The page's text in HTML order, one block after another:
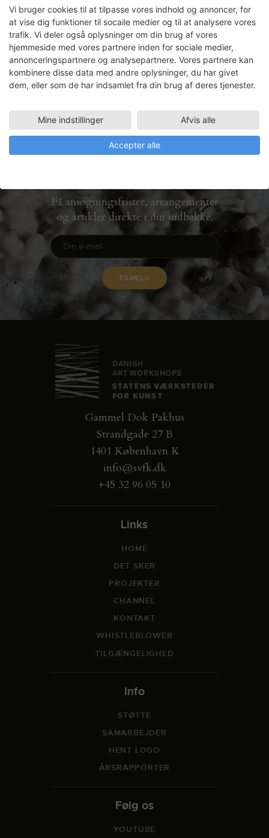
ophold i Anne Marie Carl Nielsens atelier,
hvor de har arbejdet på en udstilling til
Gammelgaard under titlen, FOR:EN:ING.
De to kunstnere har koncentreret sig om
et nyt, stort filmisk værk, der går tæt på
foreningslivets nutid og…Læs mere
Få ansøgningsfrister, arrangementer
og artikler direkte i din indbakke.
Gammel Dok Pakhus
Strandgade 27 B
1401 København K
info@svfk.dk
+45 32 96 05 10
Links
HOME
DET SKER
PROJEKTER
CHANNEL
KONTAKT
WHISTLEBLOWER
TILGÆNGELIGHED
Info
STØTTE
SAMARBEJDER
HENT LOGO
ÅRSRAPPORTER
Følg os
YOUTUBE
Vi bruger cookies til at tilpasse vores indhold og annoncer, for
at vise dig funktioner til socaile medier og til at analysere vores
trafik. Vi deler også oplysninger om din brug af vores
hjemmeside med vores partnere inden for sociale medier,
annonceringspartnere og analysepartnere. Vores partnere kan
kombinere disse data med andre oplysninger, du har givet
dem, eller som de har indsamlet fra din brug af deres tjenester.
Mine indstillinger Afvis alle
Accepter alle